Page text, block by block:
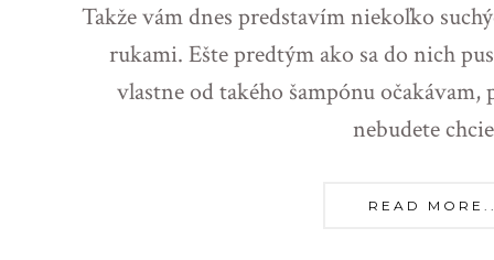
Takže vám dnes predstavím niekoľko
rukami. Ešte predtým ako sa do nich
vlastne od takého šampónu
nebudete
READ